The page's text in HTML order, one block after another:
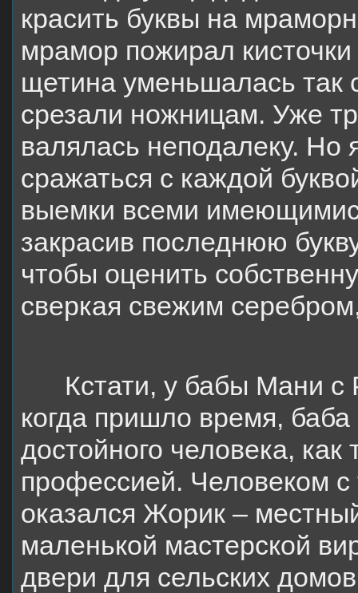
красить буквы на
мрамор пожирал
щетина уменьшалась так
срезали ножницам. Уже
валялась неподалеку. Но
сражаться с каждой
выемки всеми
закрасив последнюю
чтобы оценить
сверкая свежим
Кстати, у бабы Мани
когда пришло время,
достойного человека, как
профессией. Человеком
оказался Жорик –
маленькой мастерской
двери для сельских